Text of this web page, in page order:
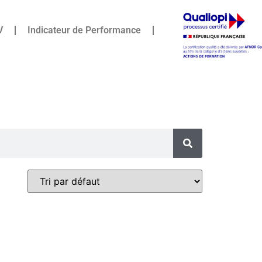
Indicateur de Performance